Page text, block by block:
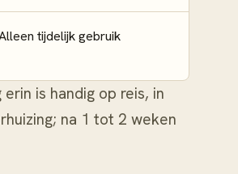
tijdelijk gebruik
is handig op reis, in
na 1 tot 2 weken